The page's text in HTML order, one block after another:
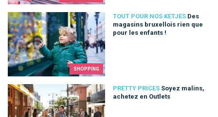
SHOPPING
TOUT POUR NOS KETJES Des
magasins bruxellois rien que
pour les enfants !
Des magasins bruxellois rien que pour les enfants !
PRETTY PRICES Soyez malins,
achetez en Outlets
Soyez malins, achetez en Outlets